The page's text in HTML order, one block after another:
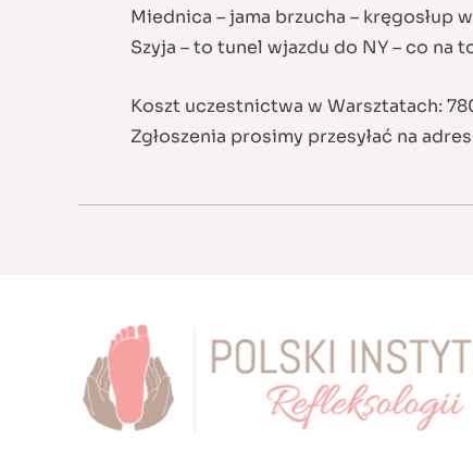
Miednica – jama brzucha – kręgosłup
Szyja – to tunel wjazdu do NY – co na
Koszt uczestnictwa w Warsztatach:
Zgłoszenia prosimy przesyłać na